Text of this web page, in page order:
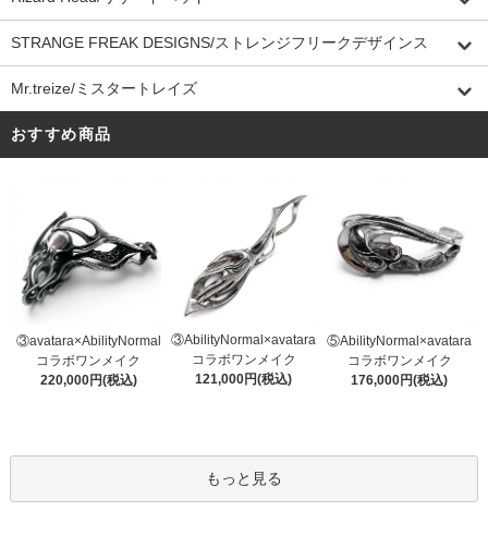
STRANGE FREAK DESIGNS/ストレンジフリークデザインス
Mr.treize/ミスタートレイズ
おすすめ商品
③avatara×AbilityNormal
コラボワンメイク
220,000円(税込)
③AbilityNormal×avatara
コラボワンメイク
121,000円(税込)
⑤AbilityNormal×avatara
コラボワンメイク
176,000円(税込)
もっと見る